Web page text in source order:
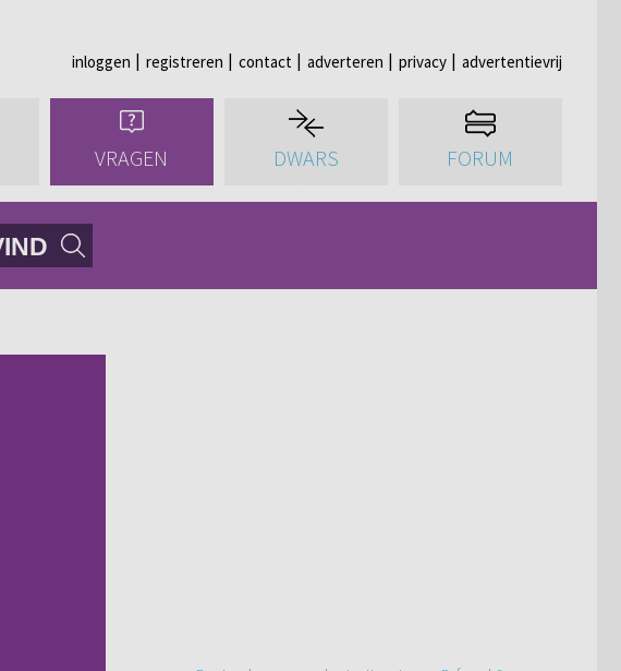
inloggen registreren contact adverteren privacy advertentievrij
VRAGEN DWARS FORUM